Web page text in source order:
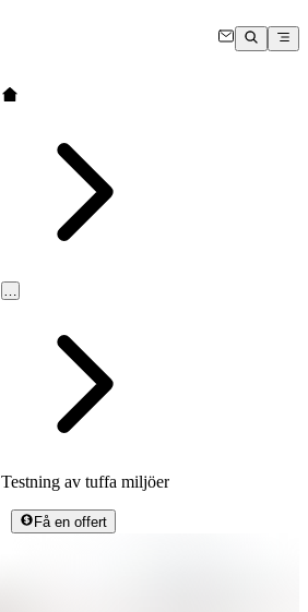
…
Testning av tuffa miljöer
Få en offert